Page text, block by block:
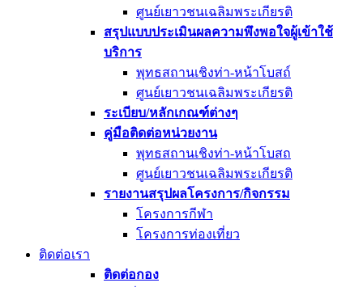
ศูนย์เยาวชนเฉลิมพระเกียรติ
สรุปแบบประเมินผลความพึงพอใจผู้เข้าใช้
บริการ
พุทธสถานเชิงท่า-หน้าโบสถ์
ศูนย์เยาวชนเฉลิมพระเกียรติ
ระเบียบ/หลักเกณฑ์ต่างๆ
คู่มือติดต่อหน่วยงาน
พุทธสถานเชิงท่า-หน้าโบสถ
ศูนย์เยาวชนเฉลิมพระเกียรติ
รายงานสรุปผลโครงการ/กิจกรรม
โครงการกีฬา
โครงการท่องเที่ยว
ติดต่อเรา
ติดต่อกอง